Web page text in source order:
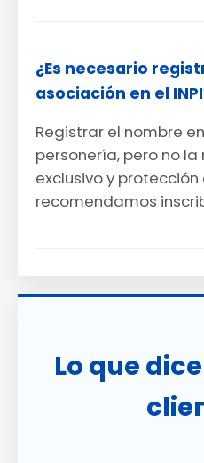
¿Es necesario
asociación en el
Registrar el nombre
personería, pero no
exclusivo y
recomendamos
Lo que